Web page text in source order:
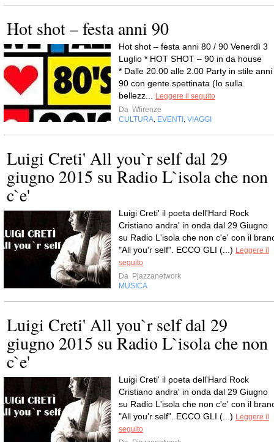
Hot shot – festa anni 90
Hot shot – festa anni 80 / 90 Venerdì 3
Luglio * HOT SHOT – 90 in da house
* Dalle 20.00 alle 2.00 Party in stile anni
90 con gente spettinata (Io sulla
bellezz...
Leggere il seguito
Da Wfirenze
CULTURA EVENTI VIAGGI
Luigi Creti' All you`r self dal 29
giugno 2015 su Radio L`isola che non
c`e'
Luigi Creti' il poeta dell'Hard Rock
Cristiano andra' in onda dal 29 Giugno
su Radio L'isola che non c'e' con il
"All you'r self". ECCO GLI (...) Leggere il
seguito
Da Pjazzanetwork
MUSICA
Luigi Creti' All you`r self dal 29
giugno 2015 su Radio L`isola che non
c`e'
Luigi Creti' il poeta dell'Hard Rock
Cristiano andra' in onda dal 29 Giugno
su Radio L'isola che non c'e' con il
"All you'r self". ECCO GLI (...) Leggere il
seguito